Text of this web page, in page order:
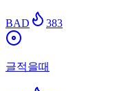
BAD 383
글적을때